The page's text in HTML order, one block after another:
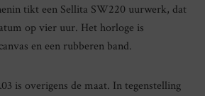
tikt een Sellita SW220 uurwerk, dat
op vier uur. Het horloge is
en een rubberen band.
is overigens de maat. In tegenstelling